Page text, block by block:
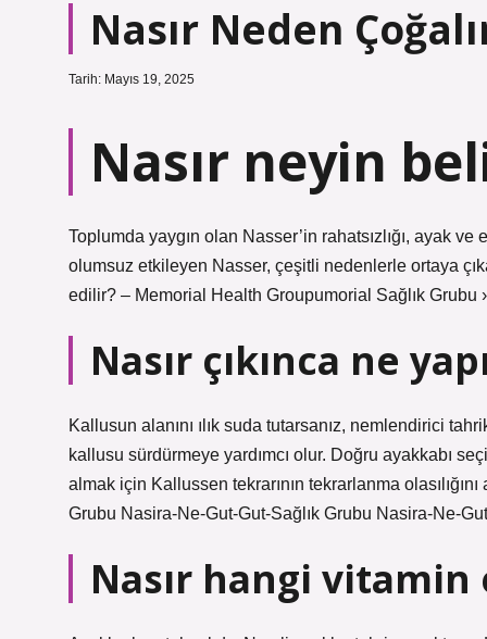
Nasır Neden
Tarih: Mayıs 19, 2025
Nasır neyin
Toplumda yaygın olan Nasser’in rahatsızlığı, ayak
olumsuz etkileyen Nasser, çeşitli nedenlerle ortaya
edilir? – Memorial Health Groupumorial Sağlık Grubu
Nasır çıkınca ne
Kallusun alanını ılık suda tutarsanız, nemlendirici
kallusu sürdürmeye yardımcı olur. Doğru ayakkabı
almak için Kallussen tekrarının tekrarlanma
Grubu Nasira-Ne-Gut-Gut-Sağlık Grubu Nasira-Ne-
Nasır hangi